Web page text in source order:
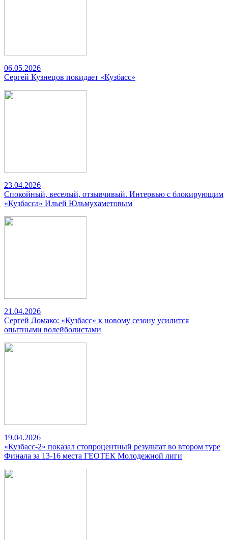
06.05.2026
Сергей Кузнецов покидает «Кузбасс»
23.04.2026
Спокойный, веселый, отзывчивый. Интервью с блокирующим
«Кузбасса» Ильей Юльмухаметовым
21.04.2026
Сергей Ломако: «Кузбасс» к новому сезону усилится
опытными волейболистами
19.04.2026
«Кузбасс-2» показал стопроцентный результат во втором туре
Финала за 13-16 места ГЕОТЕК Молодежной лиги